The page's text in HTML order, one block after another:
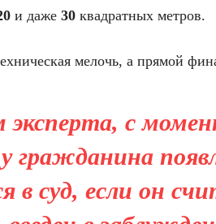
и даже 30 квадратных метров.
мелочь, а прямой
эксперта, с
гражданина
в суд, если он